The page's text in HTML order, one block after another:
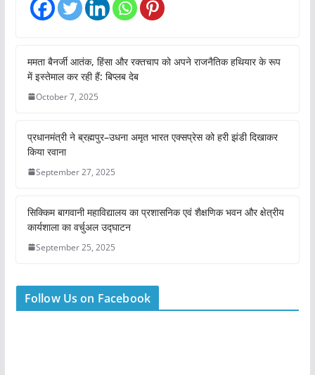
n
ममता बैनर्जी आतंक, हिंसा और रक्तचाप को अपने राजनैतिक हथियार के रूप
में इस्तेमाल कर रही हैं: बिप्लब देब
October 7, 2025
प्रधानमंत्री ने ब्रह्मपुर–उधना अमृत भारत एक्सप्रेस को हरी झंडी दिखाकर
किया रवाना
September 27, 2025
सिक्किम बागवानी महाविद्यालय का प्रशासनिक एवं शैक्षणिक भवन और क्षेत्रीय
कार्यशाला का वर्चुअल उद्घाटन
September 25, 2025
Follow Us on Facebook